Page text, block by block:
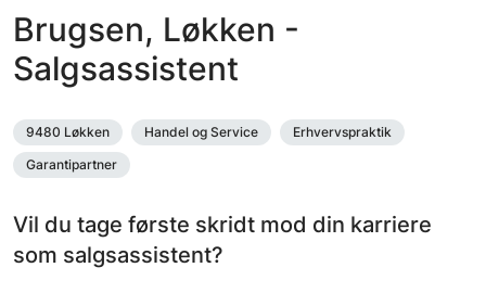
Brugsen, Løkken -
Salgsassistent
9480 Løkken Handel og Service
Erhvervspraktik
Garantipartner
Vil du tage første skridt mod din karriere
som salgsassistent?